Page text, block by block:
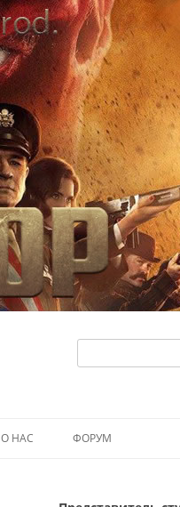
Найти:
О НАС ФОРУМ